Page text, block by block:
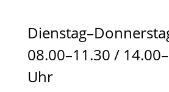
08.00–11.30 /
Uhr